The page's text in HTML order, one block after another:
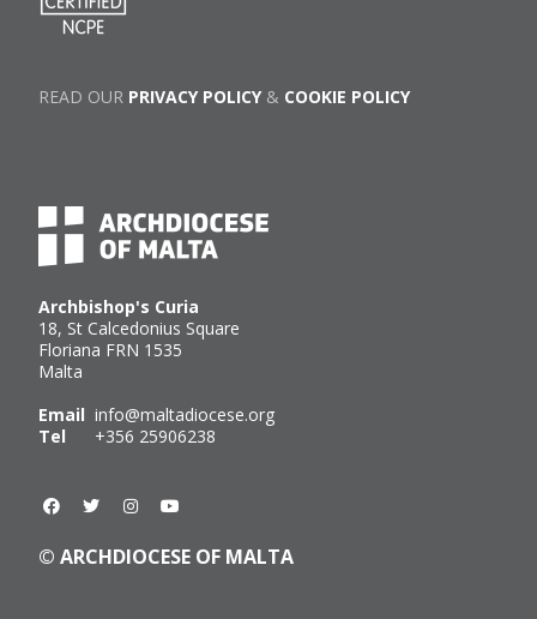
Archbishop's Curia
18, St Calcedonius Square
Floriana FRN 1535
Malta
Email info@maltadiocese.org
Tel +356 25906238
© ARCHDIOCESE OF MALTA
READ OUR PRIVACY POLICY& COOKIE POLICY